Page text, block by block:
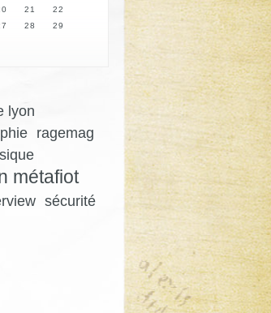
21
22
28
29
lyon
ragemag
métafiot
sécurité